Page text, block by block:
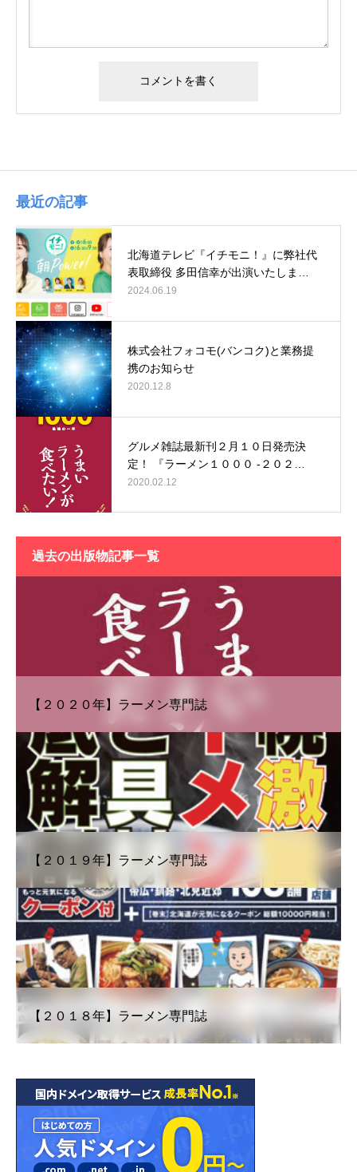
最近の記事
北海道テレビ『イチモニ！』に弊社代
表取締役 多田信幸が出演いたしま…
2024.06.19
株式会社フォコモ(バンコク)と業務提
携のお知らせ
2020.12.8
グルメ雑誌最新刊２月１０日発売決
定！ 『ラーメン１０００ -２０２…
2020.02.12
過去の出版物記事一覧
【２０２０年】ラーメン専門誌
【２０１９年】ラーメン専門誌
【２０１８年】ラーメン専門誌